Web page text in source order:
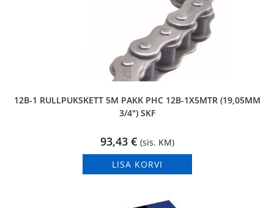
12B-1 RULLPUKSKETT 5M PAKK PHC 12B-1X5MTR (19,05MM
3/4″) SKF
93,43 € (sis. KM)
LISA KORVI